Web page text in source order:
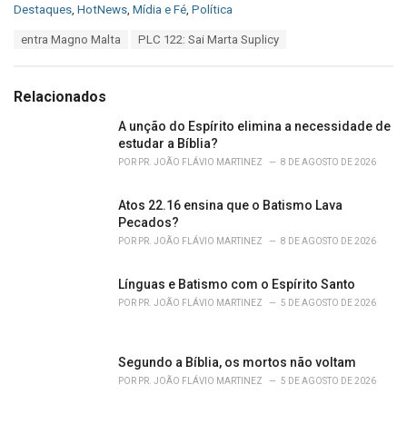
C
o
r
Destaques HotNews Mídia e Fé Política
:
entra Magno Malta PLC 122: Sai Marta Suplicy
Relacionados
A unção do Espírito elimina a necessidade de
estudar a Bíblia?
POR PR. JOÃO FLÁVIO MARTINEZ 8 DE AGOSTO DE 2026
Atos 22.16 ensina que o Batismo Lava
Pecados?
POR PR. JOÃO FLÁVIO MARTINEZ 8 DE AGOSTO DE 2026
Línguas e Batismo com o Espírito Santo
POR PR. JOÃO FLÁVIO MARTINEZ 5 DE AGOSTO DE 2026
Segundo a Bíblia, os mortos não voltam
POR PR. JOÃO FLÁVIO MARTINEZ 5 DE AGOSTO DE 2026